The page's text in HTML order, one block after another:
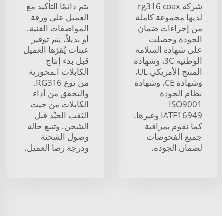
شركة rg316 coax
لديها مجموعة كاملة
من إجراءات ضمان
الجودة وحصلت
على شهادة السلامة
الوطنية 3C، وشهادة
المنتج الأمريكي UL،
وشهادة CE، وشهادة
نظام الجودة
ISO9001
IATF16949 وغيرها.
كما نقوم بمراقبة
جميع الفحوصات
لضمان الجودة.
يتم دائمًا التأكيد مع
العميل على ورقة
المواصفات الفنية.
أو بديلاً، يتم توفير
عينات يُقرّها العميل
قبل بدء إنتاج
الكابلات المحورية
من نوع RG316.
والتحقق من أداء
الكابلات من حيث
الثقب الجيِّد قبل
الشحن. وتتبع حالة
وصول الشحنة
ودرجة رضا العميل.